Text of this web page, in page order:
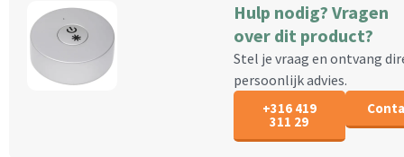
-
Voor
inbouwdoos
Hulp nodig? Vragen
over dit product?
Stel je vraag en ontvang
persoonlijk advies.
+316 419
311 29